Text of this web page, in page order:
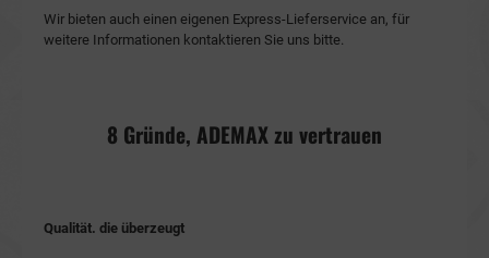
Wir bieten auch einen eigenen Express-Lieferservice an, für
weitere Informationen kontaktieren Sie uns bitte.
8 Gründe, ADEMAX zu vertrauen
Qualität. die überzeugt